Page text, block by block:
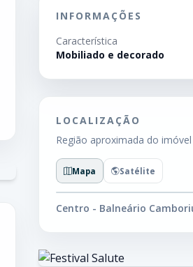
INFORMAÇÕES
Característica
Mobiliado e decorado
LOCALIZAÇÃO
Região aproximada do imóvel
Mapa Satélite
Centro - Balneário